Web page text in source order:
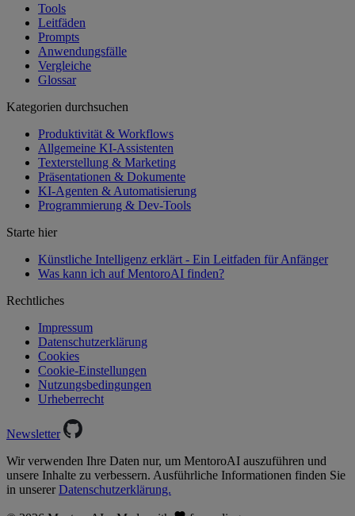
Tools
Leitfäden
Prompts
Anwendungsfälle
Vergleiche
Glossar
Kategorien durchsuchen
Produktivität & Workflows
Allgemeine KI-Assistenten
Texterstellung & Marketing
Präsentationen & Dokumente
KI-Agenten & Automatisierung
Programmierung & Dev-Tools
Starte hier
Künstliche Intelligenz erklärt - Ein Leitfaden für Anfänger
Was kann ich auf MentoroAI finden?
Rechtliches
Impressum
Datenschutzerklärung
Cookies
Cookie-Einstellungen
Nutzungsbedingungen
Urheberrecht
Newsletter
Wir verwenden Ihre Daten nur, um MentoroAI auszuführen und
unsere Inhalte zu verbessern. Ausführliche Informationen finden Sie
in unsererDatenschutzerklärung.